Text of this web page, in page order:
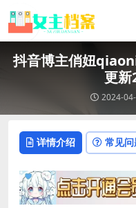
抖音博主俏妞
更
2024-
详情介绍 常见问